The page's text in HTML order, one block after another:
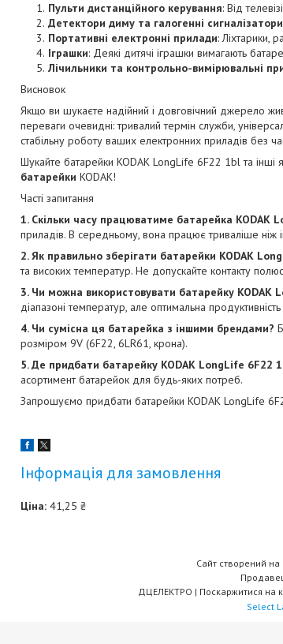
Пульти дистанційного керування: Від
Детектори диму та галогенні сигналізатори
Портативні електронні прилади: Ліхтарики,
Іграшки: Деякі дитячі іграшки вимагають
Лічильники та контрольно-вимірювальні
Висновок
Якщо ви шукаєте надійний і довговічний джерело
переваги очевидні: тривалий термін служби,
стабільну роботу ваших електронних приладів без
Шукайте батарейки KODAK LongLife 6F22 1bl та інші
батарейки KODAK!
Часті запитання
1. Скільки часу працюватиме батарейка KODAK
приладів. В середньому, вона працює триваліше ніж
2. Як правильно зберігати батарейки KODAK
та високих температур. Не допускайте контакту
3. Чи можна використовувати батарейку KODAK
діапазоні температур, але оптимальна
4. Чи сумісна ця батарейка з іншими брендами?
розміром 9V (6F22, 6LR61, крона).
5. Де придбати батарейку KODAK LongLife 6F22
асортимент батарейок для будь-яких потреб.
Запрошуємо придбати батарейки KODAK LongLife
Інформація для замовлення
Ціна: 41,25 ₴
Сайт створений на
ДЦЕЛЕКТРО | Поскаржитися на
Select